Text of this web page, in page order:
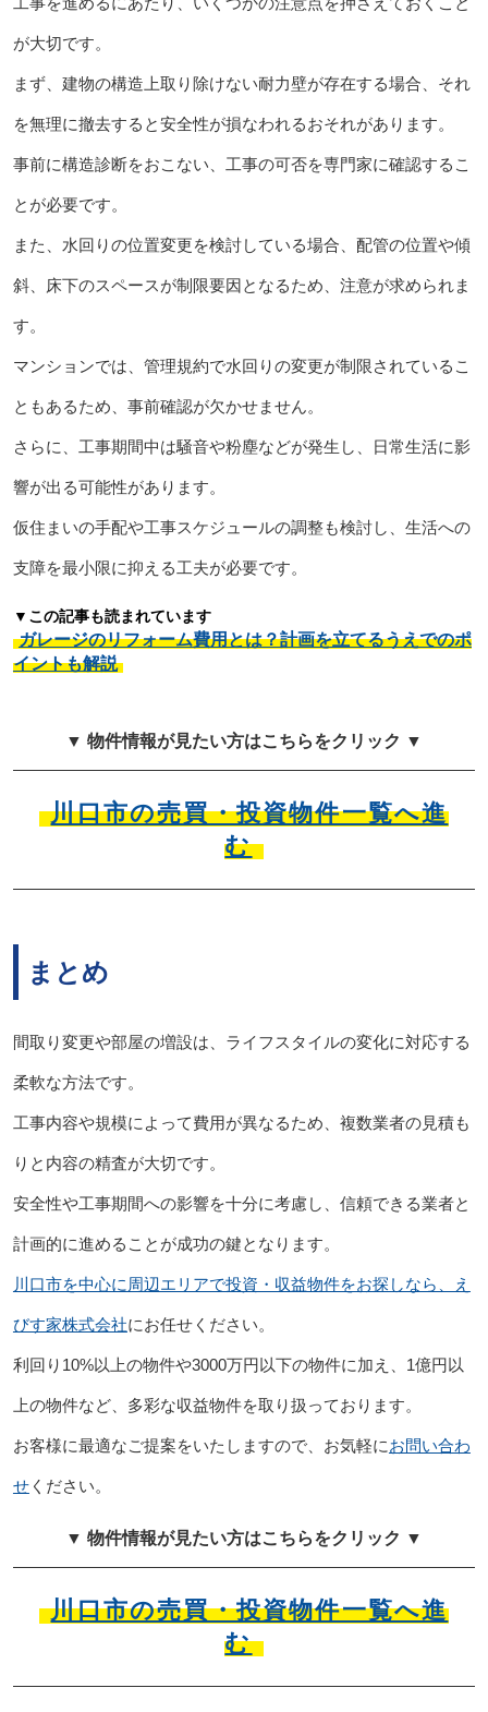
が大切です。
まず、建物の構造上取り除けない耐力壁が存在する場合、それ
を無理に撤去すると安全性が損なわれるおそれがあります。
事前に構造診断をおこない、工事の可否を専門家に確認するこ
とが必要です。
また、水回りの位置変更を検討している場合、配管の位置や傾
斜、床下のスペースが制限要因となるため、注意が求められま
す。
マンションでは、管理規約で水回りの変更が制限されているこ
ともあるため、事前確認が欠かせません。
さらに、工事期間中は騒音や粉塵などが発生し、日常生活に影
響が出る可能性があります。
仮住まいの手配や工事スケジュールの調整も検討し、生活への
支障を最小限に抑える工夫が必要です。
▼この記事も読まれています
ガレージのリフォーム費用とは？計画を立てるうえでのポ
イントも解説
▼ 物件情報が見たい方はこちらをクリック ▼
川口市の売買・投資物件一覧へ進
む
まとめ
間取り変更や部屋の増設は、ライフスタイルの変化に対応する
柔軟な方法です。
工事内容や規模によって費用が異なるため、複数業者の見積も
りと内容の精査が大切です。
安全性や工事期間への影響を十分に考慮し、信頼できる業者と
計画的に進めることが成功の鍵となります。
川口市を中心に周辺エリアで投資・収益物件をお探しなら、え
びす家株式会社にお任せください。
利回り10%以上の物件や3000万円以下の物件に加え、1億円以
上の物件など、多彩な収益物件を取り扱っております。
お客様に最適なご提案をいたしますので、お気軽にお問い合わ
せください。
▼ 物件情報が見たい方はこちらをクリック ▼
川口市の売買・投資物件一覧へ進
む